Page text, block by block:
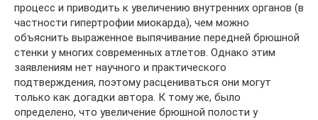
процесс и приводить к увеличению внутренних органов (в
частности гипертрофии миокарда), чем можно
объяснить выраженное выпячивание передней брюшной
стенки у многих современных атлетов. Однако этим
заявлениям нет научного и практического
подтверждения, поэтому расцениваться они могут
только как догадки автора. К тому же, было
определено, что увеличение брюшной полости у